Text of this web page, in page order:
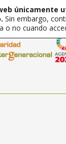
únicamente
Sin embargo,
o no cuando